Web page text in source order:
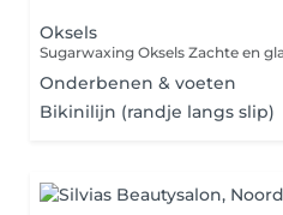
Oksels
Onderbenen & voeten
Bikinilijn (randje langs slip)